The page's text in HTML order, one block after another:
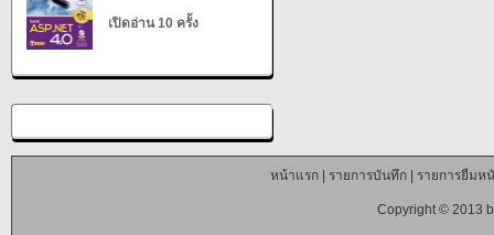
เปิดอ่าน 10 ครั้ง
หน้าแรก| รายการบันทึก| รายการยืมห
Copyright © 2013